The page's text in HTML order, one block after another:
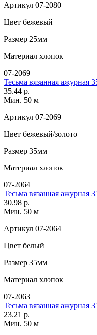
Артикул 07-2080
Цвет бежевый
Размер 25мм
Материал хлопок
07-2069
Тесьма вязанная ажурная
35.44 р.
Мин. 50 м
Артикул 07-2069
Цвет бежевый/золото
Размер 35мм
Материал хлопок
07-2064
Тесьма вязанная ажурная
30.98 р.
Мин. 50 м
Артикул 07-2064
Цвет белый
Размер 35мм
Материал хлопок
07-2063
Тесьма вязанная ажурная
23.21 р.
Мин. 50 м